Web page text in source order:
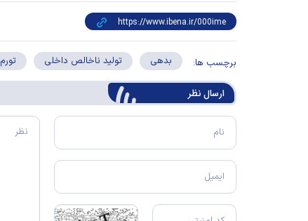
برچسب ها: بدهی تولید ناخالص داخلی تورم
ارسال‌ نظر